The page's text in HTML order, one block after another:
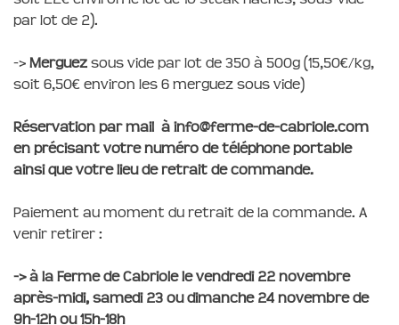
par lot de 2).
-> Merguez sous vide par lot de 350 à 500g (15,50€/kg,
soit 6,50€ environ les 6 merguez sous vide)
Réservation par mail à info@ferme-de-cabriole.com
en précisant votre numéro de téléphone portable
ainsi que votre lieu de retrait de commande.
Paiement au moment du retrait de la commande. A
venir retirer :
-> à la Ferme de Cabriole le vendredi 22 novembre
après-midi, samedi 23 ou dimanche 24 novembre de
9h-12h ou 15h-18h